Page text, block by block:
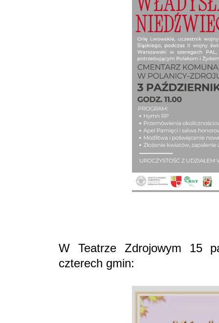
W Teatrze Zdrojowym 15
czterech gmin: